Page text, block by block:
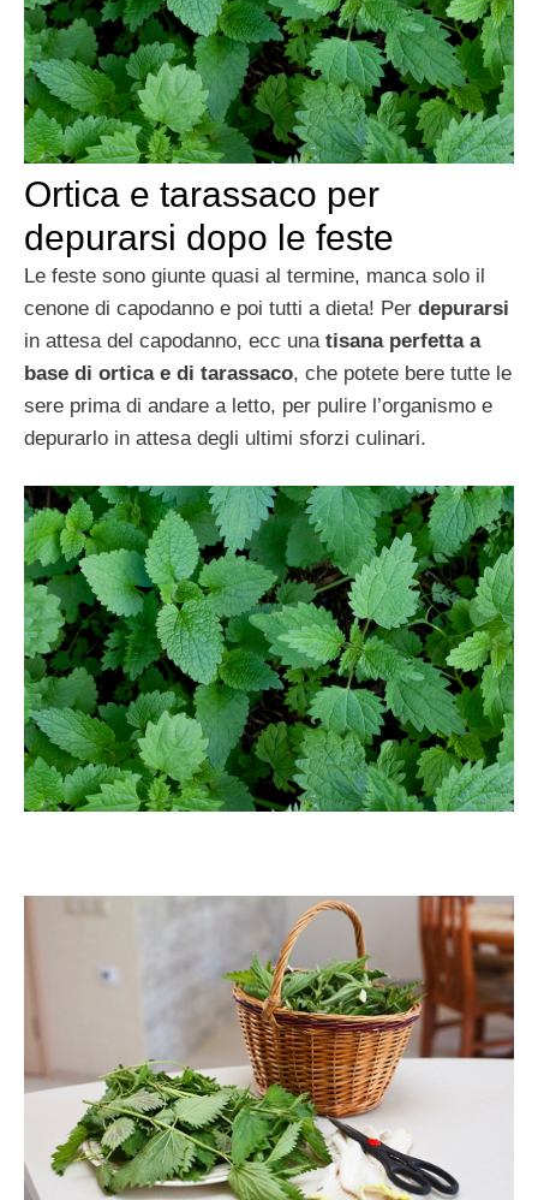
Ortica e tarassaco per
depurarsi dopo le feste
Le feste sono giunte quasi al termine, manca solo il
cenone di capodanno e poi tutti a dieta! Per depurarsi
in attesa del capodanno, ecc una tisana perfetta a
base di ortica e di tarassaco, che potete bere tutte le
sere prima di andare a letto, per pulire l’organismo e
depurarlo in attesa degli ultimi sforzi culinari.